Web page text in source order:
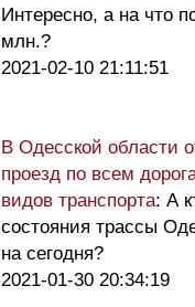
Интересно, а на что
млн.?
2021-02-10 21:11:51
В Одесской области
проезд по всем
видов транспорта: А
состояния трассы
на сегодня?
2021-01-30 20:34:19